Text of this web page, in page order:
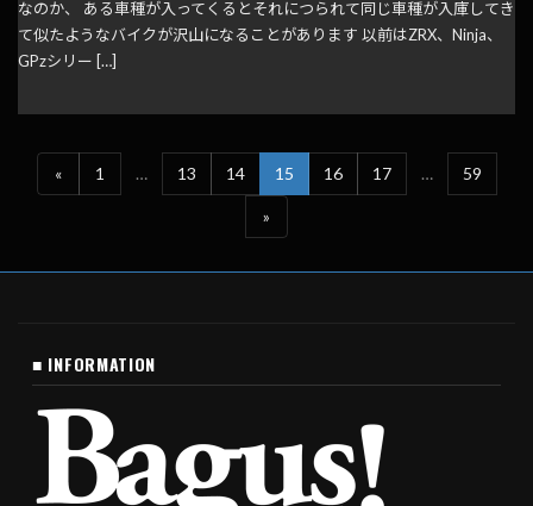
なのか、 ある車種が入ってくるとそれにつられて同じ車種が入庫してき
て似たようなバイクが沢山になることがあります 以前はZRX、Ninja、
GPzシリー […]
« 1 … 13 14 15 16 17 … 59
»
■ INFORMATION